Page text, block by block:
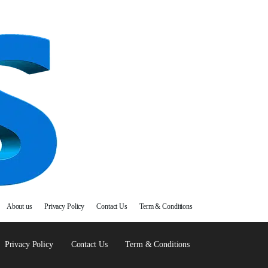
About us Privacy Policy Contact Us Term & Conditions
Privacy Policy Contact Us Term & Conditions